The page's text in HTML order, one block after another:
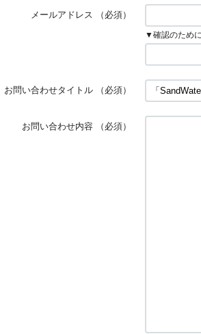
メールアドレス （必須）
▼確認のため
お問い合わせタイトル （必須）
お問い合わせ内容 （必須）